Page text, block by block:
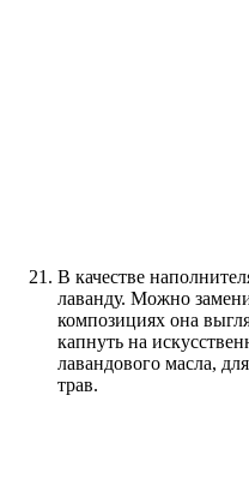
В качестве
лаванду. Можно
композициях она
капнуть на
лавандового масла,
трав.